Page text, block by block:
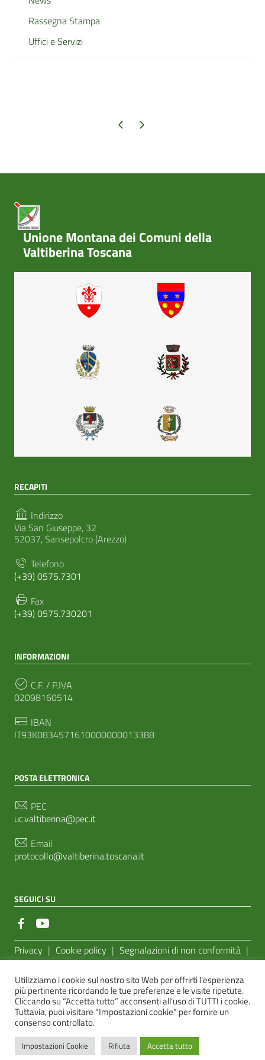
Rassegna Stampa
Uffici e Servizi
Pagina precedente
Pagina successiva
Unione Montana dei Comuni della
Valtiberina Toscana
RECAPITI
Indirizzo
Via San Giuseppe, 32
52037, Sansepolcro (Arezzo)
Telefono
(+39) 0575.7301
Fax
(+39) 0575.730201
INFORMAZIONI
C.F. / P.IVA
02098160514
IBAN
IT93K0834571610000000013388
POSTA ELETTRONICA
PEC
uc.valtiberina@pec.it
Email
protocollo@valtiberina.toscana.it
SEGUICI SU
Sezione Link Utili
Privacy | Cookie policy | Segnalazioni di non conformità |
AgID
Sito realizzato dallae-Linking Online Systems S.r.l.
Utilizziamo i cookie sul nostro sito Web per offrirti l'esperienza
più pertinente ricordando le tue preferenze e le visite ripetute.
Cliccando su “Accetta tutto” acconsenti all'uso di TUTTI i cookie.
Tuttavia, puoi visitare "Impostazioni cookie" per fornire un
consenso controllato.
Impostazioni Cookie Rifiuta Accetta tutto